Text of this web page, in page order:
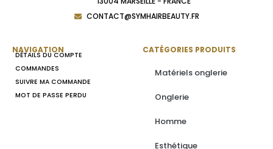
CONTACT@SYMHAIRBEAUTY.FR
NAVIGATION
DÉTAILS DU COMPTE
COMMANDES
SUIVRE MA COMMANDE
MOT DE PASSE PERDU
CATÉGORIES PRODUITS
Matériels onglerie
Onglerie
Homme
Esthétique